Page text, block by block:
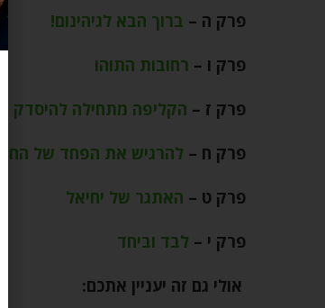
פרק ה – ברוך הבא לגיהינום!
פרק ו – רחובות התוהו
פרק ז – הקליפה מתחילה להיסדק
פרק ח – להרגיש את הפחד של החיים
פרק ט – האתגר של יחיאל
פרק י – לבד וביחד
אולי גם זה יעניין אתכם: